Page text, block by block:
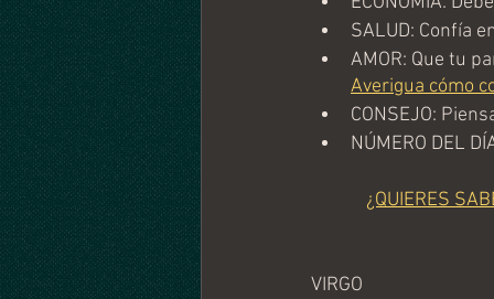
SALUD: Confía
AMOR: Que tu
Averigua cómo
CONSEJO:
NÚMERO DEL
¿QUIERES
VIRGO